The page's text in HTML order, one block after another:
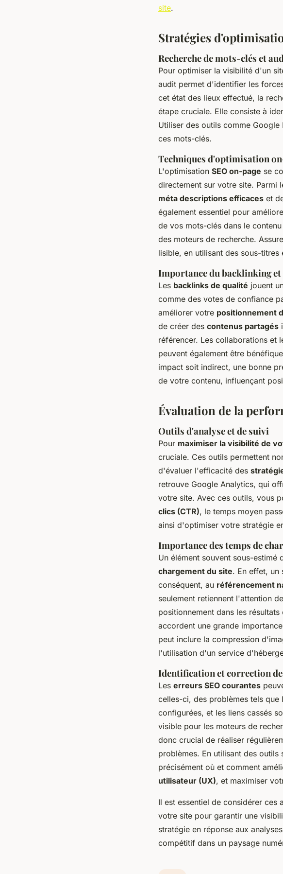
site.
Stratégies
Recherche de mots-clés et
Pour optimiser la visibilité d'un
audit permet d'identifier les
cet état des lieux effectué, la
étape cruciale. Elle consiste à
Utiliser des outils comme
ces mots-clés.
Techniques d'optimisation
L'optimisation SEO on-page se
directement sur votre site. Parmi
méta descriptions efficaces et
également essentiel pour
de vos mots-clés dans le
des moteurs de recherche.
lisible, en utilisant des sous-
Importance du backlinking
Les backlinks de qualité jouent
comme des votes de confiance
améliorer votre positionnement
de créer des contenus partagés
référencer. Les collaborations et
peuvent également être
impact soit indirect, une bonne
de votre contenu, influençant
Évaluation de la
Outils d'analyse et de suivi
Pour maximiser la visibilité de
cruciale. Ces outils permettent
d'évaluer l'efficacité des
retrouve Google Analytics, qui
votre site. Avec ces outils, vous
clics (CTR), le temps moyen
ainsi d'optimiser votre stratégie
Importance des temps de
Un élément souvent sous-estimé
chargement du site. En effet, un
conséquent, au référencement
seulement retiennent l'attention
positionnement dans les
accordent une grande
peut inclure la compression
l'utilisation d'un service
Identification et correction
Les erreurs SEO courantes
celles-ci, des problèmes tels que
configurées, et les liens cassés
visible pour les moteurs de
donc crucial de réaliser
problèmes. En utilisant des
précisément où et comment
utilisateur (UX), et maximiser
Il est essentiel de considérer ces
votre site pour garantir une
stratégie en réponse aux
compétitif dans un paysage